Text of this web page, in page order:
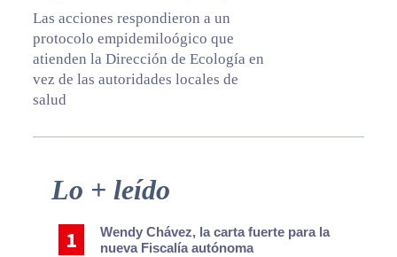
Las acciones respondieron a un
protocolo empidemiloógico que
atienden la Dirección de Ecología en
vez de las autoridades locales de
salud
Primary
Lo + leído
Wendy Chávez, la carta fuerte para la
nueva Fiscalía autónoma